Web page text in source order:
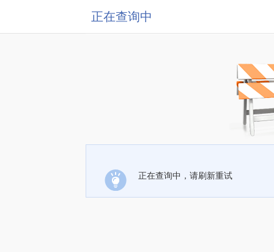
正在查询中
正在查询中，请刷新重试